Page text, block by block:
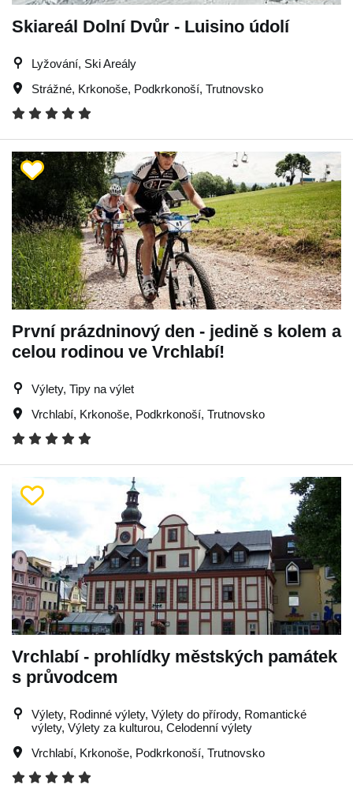
Skiareál Dolní Dvůr - Luisino údolí
Lyžování, Ski Areály
Strážné, Krkonoše, Podkrkonoší, Trutnovsko
První prázdninový den - jedině s kolem a
celou rodinou ve Vrchlabí!
Výlety, Tipy na výlet
Vrchlabí, Krkonoše, Podkrkonoší, Trutnovsko
Vrchlabí - prohlídky městských památek
s průvodcem
Výlety, Rodinné výlety, Výlety do přírody, Romantické
výlety, Výlety za kulturou, Celodenní výlety
Vrchlabí, Krkonoše, Podkrkonoší, Trutnovsko